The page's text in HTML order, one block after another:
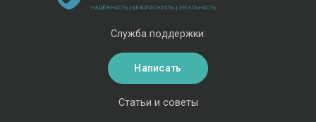
Статьи и советы
Служба поддержки:
Написать